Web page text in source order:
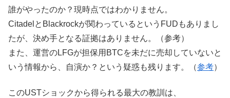
誰がやったのか？現時点ではわかりません。
CitadelとBlackrockが関わっているというFUDもありまし
たが、決め手となる証拠はありません。（参考）
また、運営のLFGが担保用BTCを未だに売却していないと
いう情報から、自演か？という疑惑も残ります。（参考）
このUSTショックから得られる最大の教訓は、